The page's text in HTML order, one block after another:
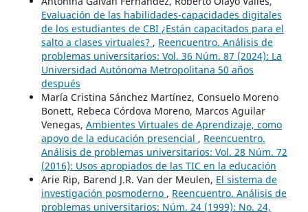
Evaluación de las habilidades-capacidades digitales
de los estudiantes de CBI ¿Están capacitados para el
salto a clases virtuales? , Reencuentro. Análisis de
problemas universitarios: Vol. 36 Núm. 87 (2024): La
Universidad Autónoma Metropolitana 50 años
después
María Cristina Sánchez Martínez, Consuelo Moreno
Bonett, Rebeca Córdova Moreno, Marcos Aguilar
Venegas, Ambientes Virtuales de Aprendizaje, como
apoyo de la educación presencial , Reencuentro.
Análisis de problemas universitarios: Vol. 28 Núm. 72
(2016): Usos apropiados de las TIC en la educación
Arie Rip, Barend J.R. Van der Meulen, El sistema de
investigación posmoderno , Reencuentro. Análisis de
problemas universitarios: Núm. 24 (1999): No. 24,